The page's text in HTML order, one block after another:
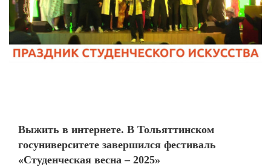
Выжить в интернете. В Тольяттинском
госуниверситете завершился фестиваль
«Студенческая весна – 2025»